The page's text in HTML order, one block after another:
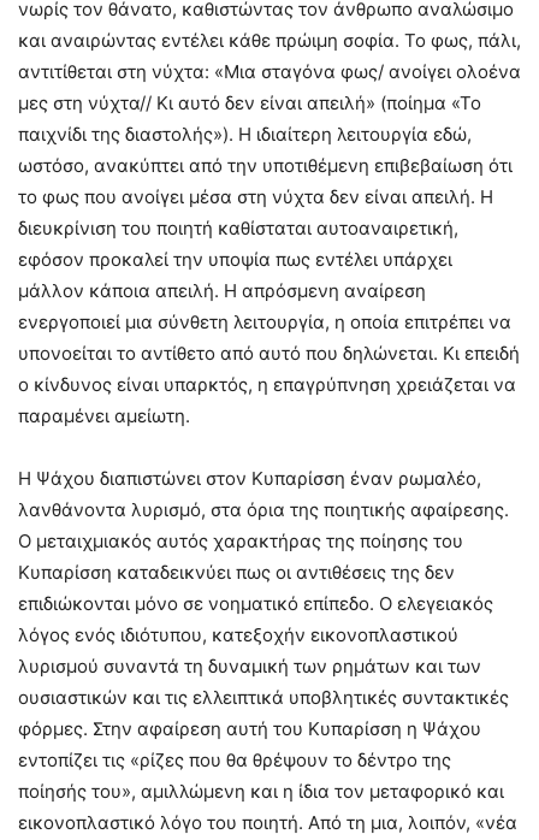
νωρίς τον θάνατο, καθιστώντας τον άνθρωπο αναλώσιμο
και αναιρώντας εντέλει κάθε πρώιμη σοφία. Το φως, πάλι,
αντιτίθεται στη νύχτα: «Μια σταγόνα φως/ ανοίγει ολοένα
μες στη νύχτα// Κι αυτό δεν είναι απειλή» (ποίημα «Το
παιχνίδι της διαστολής»). Η ιδιαίτερη λειτουργία εδώ,
ωστόσο, ανακύπτει από την υποτιθέμενη επιβεβαίωση ότι
το φως που ανοίγει μέσα στη νύχτα δεν είναι απειλή. Η
διευκρίνιση του ποιητή καθίσταται αυτοαναιρετική,
εφόσον προκαλεί την υποψία πως εντέλει υπάρχει
μάλλον κάποια απειλή. Η απρόσμενη αναίρεση
ενεργοποιεί μια σύνθετη λειτουργία, η οποία επιτρέπει να
υπονοείται το αντίθετο από αυτό που δηλώνεται. Κι επειδή
ο κίνδυνος είναι υπαρκτός, η επαγρύπνηση χρειάζεται να
παραμένει αμείωτη.
Η Ψάχου διαπιστώνει στον Κυπαρίσση έναν ρωμαλέο,
λανθάνοντα λυρισμό, στα όρια της ποιητικής αφαίρεσης.
Ο μεταιχμιακός αυτός χαρακτήρας της ποίησης του
Κυπαρίσση καταδεικνύει πως οι αντιθέσεις της δεν
επιδιώκονται μόνο σε νοηματικό επίπεδο. Ο ελεγειακός
λόγος ενός ιδιότυπου, κατεξοχήν εικονοπλαστικού
λυρισμού συναντά τη δυναμική των ρημάτων και των
ουσιαστικών και τις ελλειπτικά υποβλητικές συντακτικές
φόρμες. Στην αφαίρεση αυτή του Κυπαρίσση η Ψάχου
εντοπίζει τις «ρίζες που θα θρέψουν το δέντρο της
ποίησής του», αμιλλώμενη και η ίδια τον μεταφορικό και
εικονοπλαστικό λόγο του ποιητή. Από τη μια, λοιπόν, «νέα